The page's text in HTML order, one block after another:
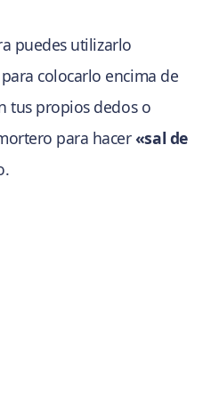
puedes utilizarlo
para colocarlo encima de
tus propios dedos o
para hacer«sal de